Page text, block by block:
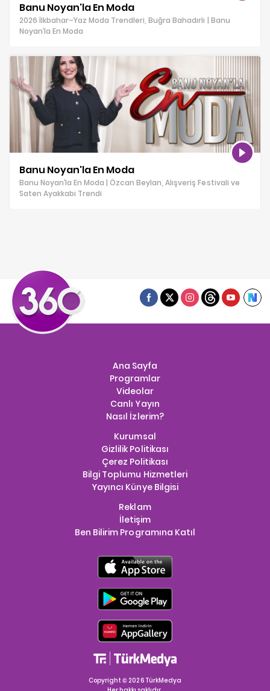
Banu Noyan'la En Moda
2026 İlkbahar–Yaz Moda Trendleri, Buğra Bahadırlı | Banu
Noyan’la En Moda
Banu Noyan'la En Moda
Banu Noyan’la En Moda | Özcan Beylan, Alışveriş Festivali ve
Saten Ayakkabı Trendi
Ana Sayfa
Programlar
Videolar
Canlı Yayın
Nasıl İzlerim?
Kurumsal
Gizlilik Politikası
Çerez Politikası
Bilgi Toplumu Hizmetleri
Yayıncı Künye Bilgisi
Reklam
İletişim
Ben Bilirim Programına Katıl
Copyright © 2026 TürkMedya